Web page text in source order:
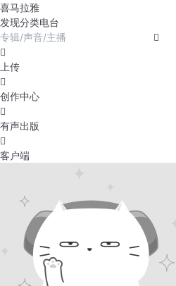
喜马拉雅
发现分类电台
上传
创作中心
有声出版
客户端